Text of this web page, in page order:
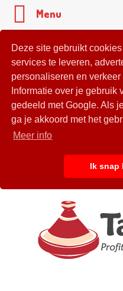
Deze site gebruikt
services te leveren,
personaliseren en
Informatie over je gebruik
gedeeld met Google. Als
ga je akkoord met het
Meer info
Ik snap
Menu